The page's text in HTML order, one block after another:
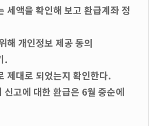
세액을 확인해 보고 환급계좌 정
해 개인정보 제공 동의
.
제대로 되었는지 확인한다.
고에 대한 환급은 6월 중순에